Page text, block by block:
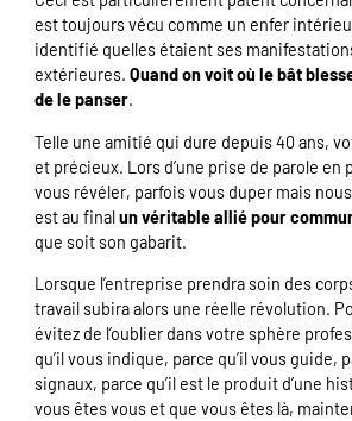
est toujours vécu comme un enfer
identifié quelles étaient ses
extérieures. Quand on voit où le bât
de le panser.
Telle une amitié qui dure depuis 40 ans,
et précieux. Lors d’une prise de parole en
vous révéler, parfois vous duper mais
est au finalun véritable allié pour
que soit son gabarit.
Lorsque l’entreprise prendra soin des
travail subira alors une réelle révolution.
évitez de l’oublier dans votre sphère
qu’il vous indique, parce qu’il vous guide,
signaux, parce qu’il est le produit d’une
vous êtes vous et que vous êtes là,